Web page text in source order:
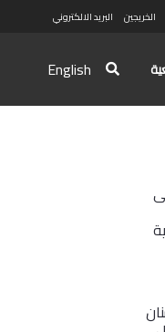
الخريجين البريد الالكتروني
English